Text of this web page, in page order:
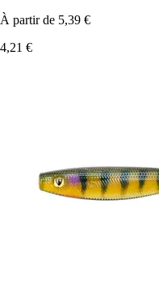
À partir de 5,39 €
4,21 €